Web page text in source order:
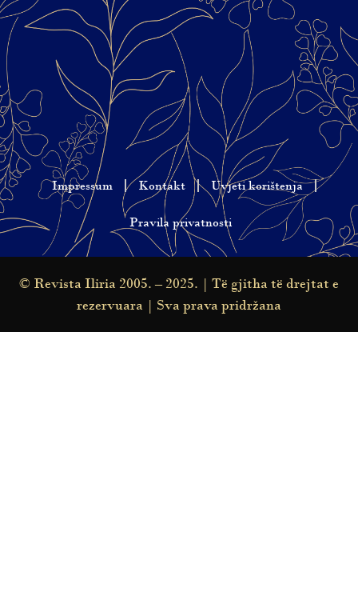
Impressum Kontakt Uvjeti korištenja
Pravila privatnosti
© Revista Iliria 2005. – 2025. | Të gjitha të drejtat e
rezervuara | Sva prava pridržana